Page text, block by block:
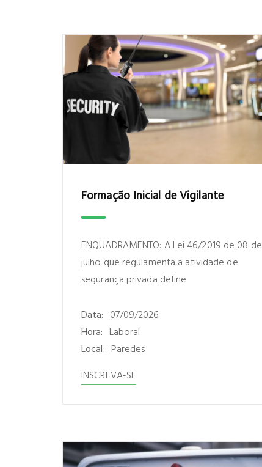
Formação Inicial de Vigilante
ENQUADRAMENTO: A Lei 46/2019 de 08 de
julho que regulamenta a atividade de
segurança privada define
Data: 07/09/2026
Hora: Laboral
Local: Paredes
INSCREVA-SE